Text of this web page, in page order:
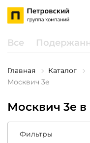
Все
Главная Каталог
Москвич 3e
Москвич 3e
Фильтры